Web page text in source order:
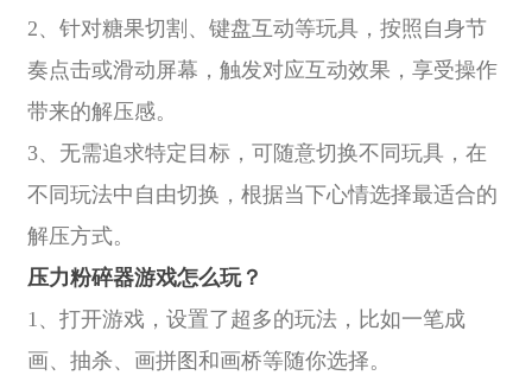
2、针对糖果切割、键盘互动等玩具，按照自身节
奏点击或滑动屏幕，触发对应互动效果，享受操作
带来的解压感。
3、无需追求特定目标，可随意切换不同玩具，在
不同玩法中自由切换，根据当下心情选择最适合的
解压方式。
压力粉碎器游戏怎么玩？
1、打开游戏，设置了超多的玩法，比如一笔成
画、抽杀、画拼图和画桥等随你选择。